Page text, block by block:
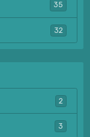
35
32
2
3